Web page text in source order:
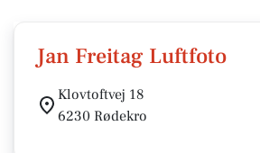
Jan Freitag Luftfoto
Klovtoftvej 18
6230 Rødekro